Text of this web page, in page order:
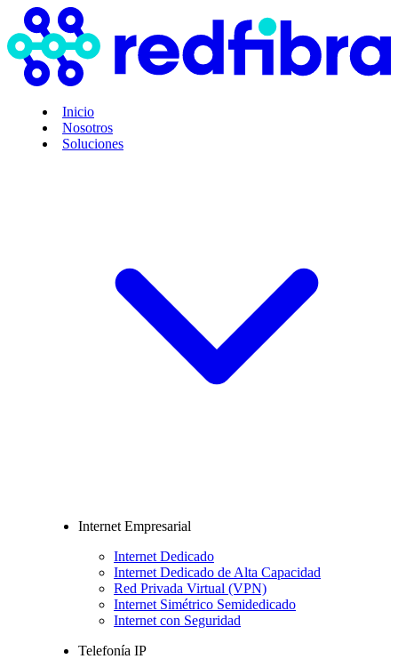
Inicio
Nosotros
Soluciones
Internet Empresarial
Internet Dedicado
Internet Dedicado de Alta Capacidad
Red Privada Virtual (VPN)
Internet Simétrico Semidedicado
Internet con Seguridad
Telefonía IP